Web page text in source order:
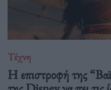
Τέχνη
Η επιστροφή της